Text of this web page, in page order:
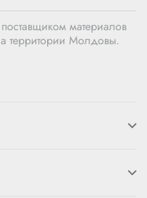
материалов
территории Молдовы.